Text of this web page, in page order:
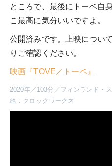
ところで、最後にトーベ自
こ最高に気分いいですよ。
公開済みです。上映につい
りご確認ください。
映画『TOVE／トーベ』
2020年／103分／フィンランド・
給：クロックワークス